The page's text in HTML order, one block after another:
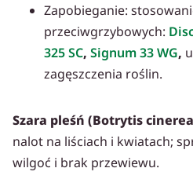
Zapobieganie:
przeciwgrzybowych:
325 SC, Signum 33 WG,
zagęszczenia roślin.
Szara pleśń (Botrytis
nalot na liściach i kwiatach;
wilgoć i brak przewiewu.